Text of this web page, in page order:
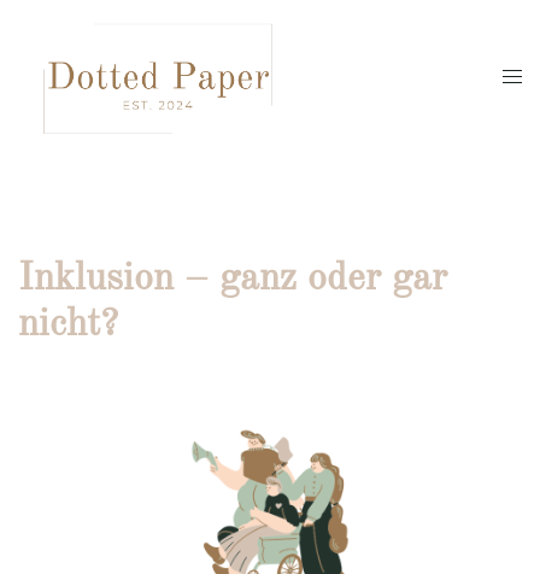
springen
Inklusion – ganz oder gar
nicht?